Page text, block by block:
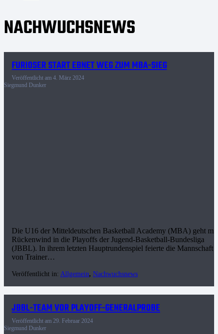
NACHWUCHSNEWS
FURIOSER START EBNET WEG ZUM MBA-SIEG
Veröffentlicht am 4. März 2024
Siegmund Dunker
Die U16 der Mitteldeutschen Basketball Academy (MBA) geht mit
Rückenwind in die Playoffs der Jugend-Basketball-Bundesliga
(JBBL). In ihrem letzten Hauptrundenspiel feierte die Mannschaft
von Trainer…
Veröffentlicht in: Allgemein, Nachwuchsnews
JBBL-TEAM VOR PLAYOFF-GENERALPROBE
Veröffentlicht am 29. Februar 2024
Siegmund Dunker